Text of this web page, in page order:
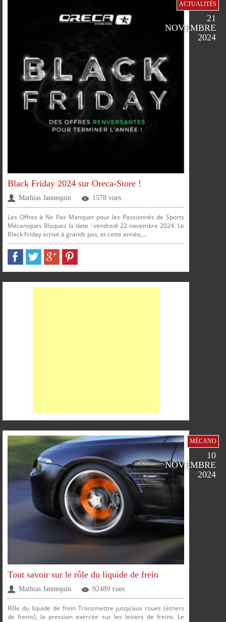
SUR SUR SUR SUR
SUR SUR SUR
PARTAGERPARTAGERPARTAGERPARTAGER
ACTUALITÉS
21
NOVEMBRE
2024
Black Friday 2024 sur Oreca-Store !
Mathias Jannequin 1578 vues
Les Offres à Ne Pas Manquer pour les Passionnés de Sports
Mécaniques Bloquez la date : vendredi 22 novembre 2024. Le
Black Friday arrive à grands pas, et cette année,...
PARTAGERPARTAGERPARTAGERPARTAGER
MÉCANO
10
NOVEMBRE
2024
Tout savoir sur le rôle du liquide de frein
Mathias Jannequin 92489 vues
Rôle du liquide de frein Transmettre jusqu’aux roues (étriers
de freins), la pression exercée sur les leviers de freins. Le